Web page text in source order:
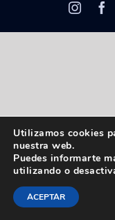
Utilizamos cookies
nuestra web.
Puedes informarte
utilizando o
ACEPTAR